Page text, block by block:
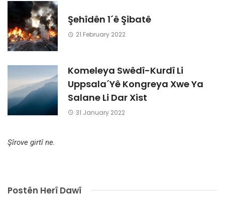
Şehîdên 1´ê Şibatê
21 February 2022
Komeleya Swêdî-Kurdî Li
Uppsala´Yê Kongreya Xwe Ya
Salane Li Dar Xist
31 January 2022
Şîrove girtî ne.
Postên Herî Dawî